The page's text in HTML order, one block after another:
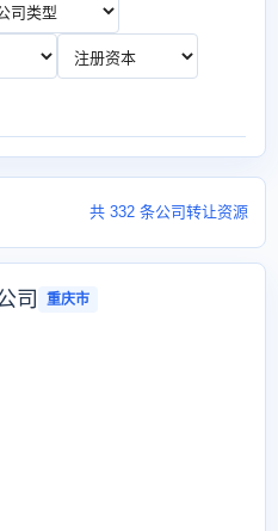
共 332 条公司转让资源
司 重庆市